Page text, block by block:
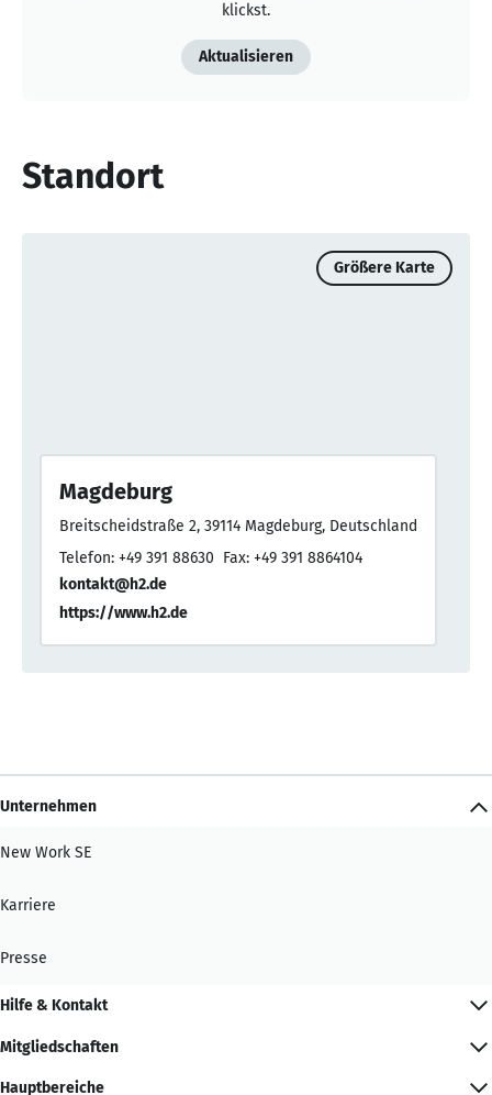
klickst.
Aktualisieren
Standort
Größere Karte
Magdeburg
Breitscheidstraße 2, 39114 Magdeburg, Deutschland
Telefon: +49 391 88630 Fax: +49 391 8864104
kontakt@h2.de
https://www.h2.de
Unternehmen
New Work SE
Karriere
Presse
Hilfe & Kontakt
Mitgliedschaften
Hauptbereiche